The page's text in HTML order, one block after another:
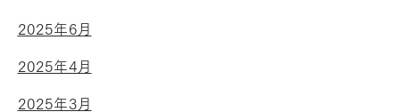
2025年6月
2025年4月
2025年3月